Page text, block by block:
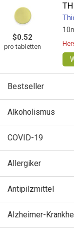
$0.52
pro tabletten
Bestseller
Alkoholismus
COVID-19
Allergiker
Antipilzmittel
Alzheimer-